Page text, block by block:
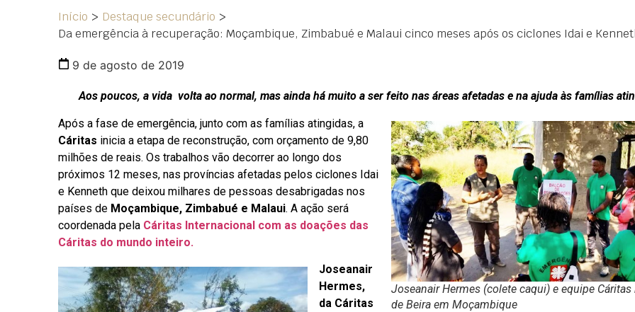
Início > Destaque secundário >
Da emergência à recuperação: Moçambique, Zimbabué e Malaui cinco meses após os ciclones Idai e
9 de agosto de 2019
Aos poucos, a vida volta ao normal, mas ainda há muito a ser feito nas áreas afetadas e na ajuda às famílias
Joseanair Hermes (colete caqui) e equipe Cáritas
de Beira em Moçambique
Após a fase de emergência, junto com as famílias atingidas, a
Cáritas inicia a etapa de reconstrução, com orçamento de 9,80
milhões de reais. Os trabalhos vão decorrer ao longo dos
próximos 12 meses, nas províncias afetadas pelos ciclones Idai
e Kenneth que deixou milhares de pessoas desabrigadas nos
países de Moçambique, Zimbabué e Malaui. A ação será
coordenada pela Cáritas Internacional com as doações das
Cáritas do mundo inteiro.
Joseanair
Hermes,
da Cáritas